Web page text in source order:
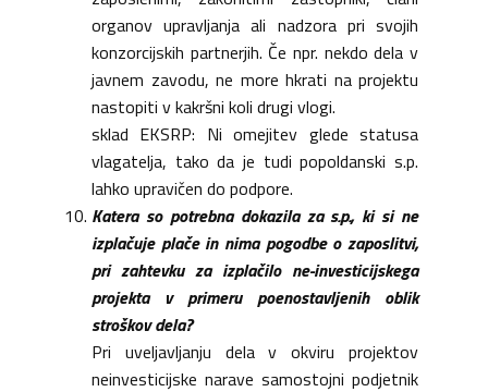
organov upravljanja ali nadzora pri svojih
konzorcijskih partnerjih. Če npr. nekdo dela v
javnem zavodu, ne more hkrati na projektu
nastopiti v kakršni koli drugi vlogi.
sklad EKSRP: Ni omejitev glede statusa
vlagatelja, tako da je tudi popoldanski s.p.
lahko upravičen do podpore.
Katera so potrebna dokazila za s.p., ki si ne
izplačuje plače in nima pogodbe o zaposlitvi,
pri zahtevku za izplačilo ne-investicijskega
projekta v primeru poenostavljenih oblik
stroškov dela?
Pri uveljavljanju dela v okviru projektov
neinvesticijske narave samostojni podjetnik